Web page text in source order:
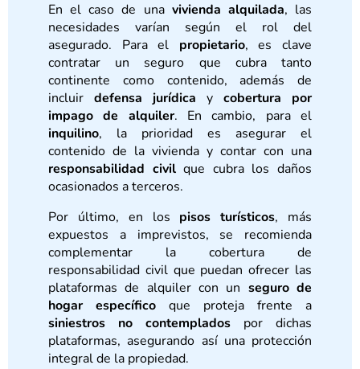
En el caso de una vivienda alquilada, las
necesidades varían según el rol del
asegurado. Para el propietario, es clave
contratar un seguro que cubra tanto
continente como contenido, además de
incluir defensa jurídica y cobertura por
impago de alquiler. En cambio, para el
inquilino, la prioridad es asegurar el
contenido de la vivienda y contar con una
responsabilidad civilque cubra los daños
ocasionados a terceros.
Por último, en los pisos turísticos, más
expuestos a imprevistos, se recomienda
complementar la cobertura de
responsabilidad civil que puedan ofrecer las
plataformas de alquiler con un seguro de
hogar específico que proteja frente a
siniestros no contemplados por dichas
plataformas, asegurando así una protección
integral de la propiedad.